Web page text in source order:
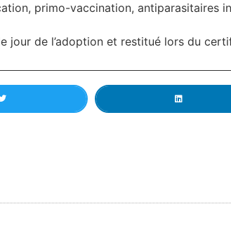
primo-vaccination, antiparasitaires
jour de l’adoption et restitué lors du